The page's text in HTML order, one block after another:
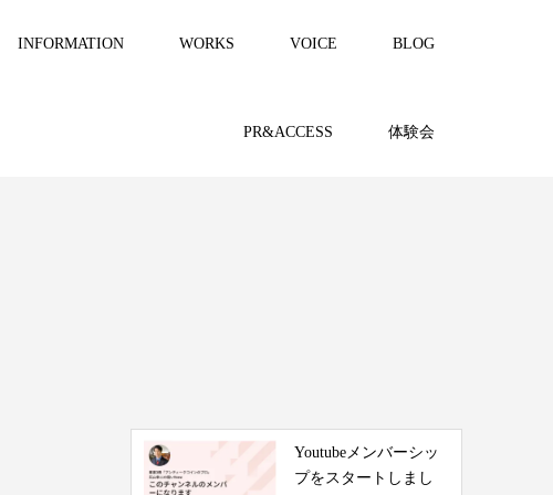
INFORMATION WORKS VOICE BLOG
PR&ACCESS 体験会
Youtubeメンバーシッ
プをスタートしまし